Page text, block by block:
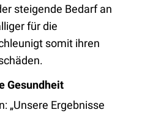
steigende Bedarf an
für die
somit ihren
Gesundheit
„Unsere Ergebnisse